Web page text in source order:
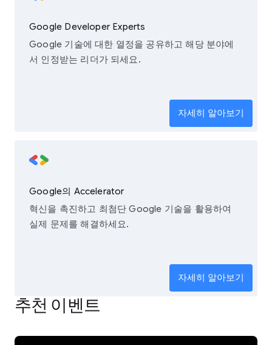
Google Developer Experts
Google 기술에 대한 열정을 공유하고 해당 분야에
서 인정받는 리더가 되세요.
자세히 알아보기
Google의 Accelerator
혁신을 촉진하고 최첨단 Google 기술을 활용하여
실제 문제를 해결하세요.
자세히 알아보기
추천 이벤트